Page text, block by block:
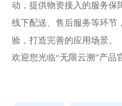
动，提供物资接入的服务保
线下配送、售后服务等环节
验，打造完善的应用场景。
欢迎您光临“无限云溯”产品